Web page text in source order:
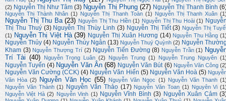
(2) Nguyễn Thị Như Tâm (3) Nguyễn Thị Phụng (27) Nguyễn Thị Thanh Bình
Nguyễn Thị Thành Nhân (1) Nguyễn Thị Thanh Toàn (1) Nguyễn Thị Thanh Xuân
Nguyễn Thị Thu Ba (23) Nguyễn Thị Thu Hiền (1) Nguyễn Thị Thu Hoài (1)
Thị Thu Thuý (3) Nguyễn Thị Thùy Linh (3) Nguyễn Thị Tiết (3) Nguyễn Thị
(1) Nguyễn Thị Việt Hà (39) Nguyễn Thị Xuân Hương (14) Nguyễn Thu Hằng
Nguyễn Thủy (4) Nguyễn Thúy Ngân (13) Nguyễn Thuý Quỳnh (2) Nguyễn
Kham (3) Nguyễn Thượng Trí (2) Nguyễn Tiến Đường (8) Nguyễn Trần (1)
Trí Tài (40) Nguyễn Trọng Luân (2) Nguyễn Trung (1) Nguyễn Trung Nguyên
Nguyễn Tuyển (4) Nguyễn Văn Ân (68) Nguyễn Văn Bút (6) Nguyễn Văn Công
Nguyễn Văn Cường (CCK) (4) Nguyễn Văn Hiến (5) Nguyễn Văn Hoà (5)
Văn Hòa (2) Nguyễn Văn Học (55) Nguyễn Văn Ngọc (1) Nguyễn Văn Thanh
Nguyễn Văn Thành (1) Nguyễn Văn Thảo (17) Nguyễn Văn Toan (1) Nguyên Vi
Nguyễn Việt Hà (2) Nguyễn Vinh (1) Nguyễn Vĩnh Bình (3) Nguyễn Xuân Cảm